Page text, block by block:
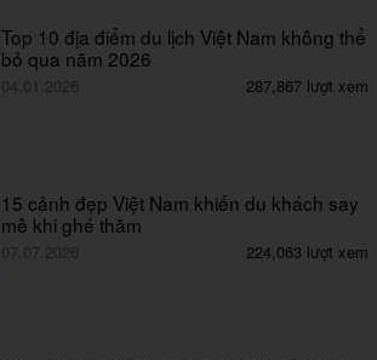
Top 10 địa điểm du lịch Việt Nam không thể
bỏ qua năm 2026
04.01.2026 287,867 lượt xem
15 cảnh đẹp Việt Nam khiến du khách say
mê khi ghé thăm
07.07.2026 224,063 lượt xem